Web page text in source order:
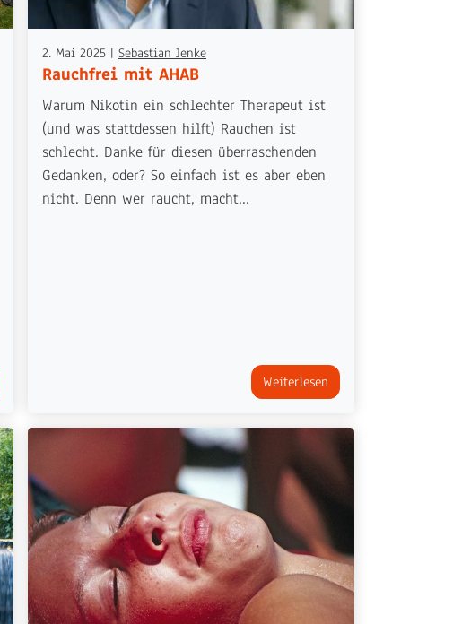
2. Mai 2025 | Sebastian Jenke
Rauchfrei mit AHAB
Warum Nikotin ein schlechter Therapeut ist
(und was stattdessen hilft) Rauchen ist
schlecht. Danke für diesen überraschenden
Gedanken, oder? So einfach ist es aber eben
nicht. Denn wer raucht, macht...
Weiterlesen